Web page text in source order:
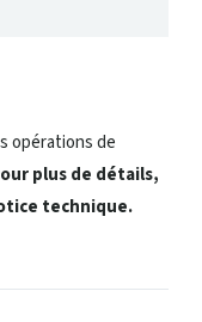
opérations de
plus de détails,
technique.